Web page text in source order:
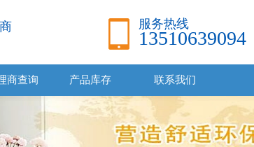
服务热线
13510639094
商查询 产品库存 联系我们